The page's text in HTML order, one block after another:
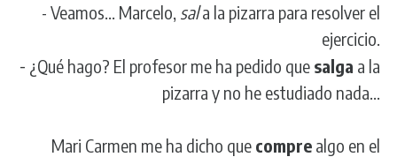
- Veamos... Marcelo, sala la pizarra para resolver el
ejercicio.
- ¿Qué hago? El profesor me ha pedido que salga a la
pizarra y no he estudiado nada...
Mari Carmen me ha dicho que compre algo en el